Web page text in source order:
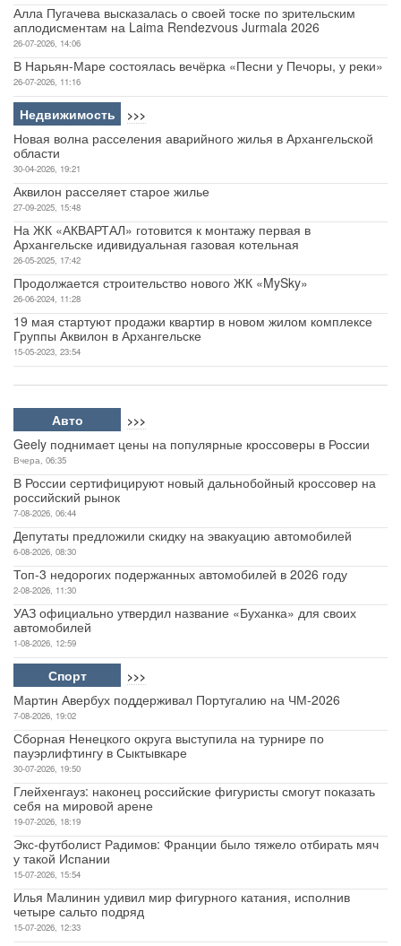
Алла Пугачева высказалась о своей тоске по зрительским
аплодисментам на Laima Rendezvous Jurmala 2026
26-07-2026, 14:06
В Нарьян-Маре состоялась вечёрка «Песни у Печоры, у реки»
26-07-2026, 11:16
Недвижимость >>>
Новая волна расселения аварийного жилья в Архангельской
области
30-04-2026, 19:21
Аквилон расселяет старое жилье
27-09-2025, 15:48
На ЖК «АКВАРТАЛ» готовится к монтажу первая в
Архангельске идивидуальная газовая котельная
26-05-2025, 17:42
Продолжается строительство нового ЖК «MySky»
26-06-2024, 11:28
19 мая стартуют продажи квартир в новом жилом комплексе
Группы Аквилон в Архангельске
15-05-2023, 23:54
Авто >>>
Geely поднимает цены на популярные кроссоверы в России
Вчера, 06:35
В России сертифицируют новый дальнобойный кроссовер на
российский рынок
7-08-2026, 06:44
Депутаты предложили скидку на эвакуацию автомобилей
6-08-2026, 08:30
Топ-3 недорогих подержанных автомобилей в 2026 году
2-08-2026, 11:30
УАЗ официально утвердил название «Буханка» для своих
автомобилей
1-08-2026, 12:59
Спорт >>>
Мартин Авербух поддерживал Португалию на ЧМ-2026
7-08-2026, 19:02
Сборная Ненецкого округа выступила на турнире по
пауэрлифтингу в Сыктывкаре
30-07-2026, 19:50
Глейхенгауз: наконец российские фигуристы смогут показать
себя на мировой арене
19-07-2026, 18:19
Экс-футболист Радимов: Франции было тяжело отбирать мяч
у такой Испании
15-07-2026, 15:54
Илья Малинин удивил мир фигурного катания, исполнив
четыре сальто подряд
15-07-2026, 12:33